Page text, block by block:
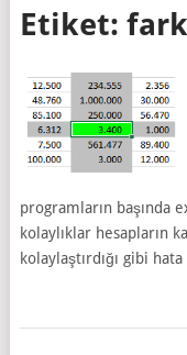
Etiket:
programların başında
kolaylıklar hesapların
kolaylaştırdığı gibi